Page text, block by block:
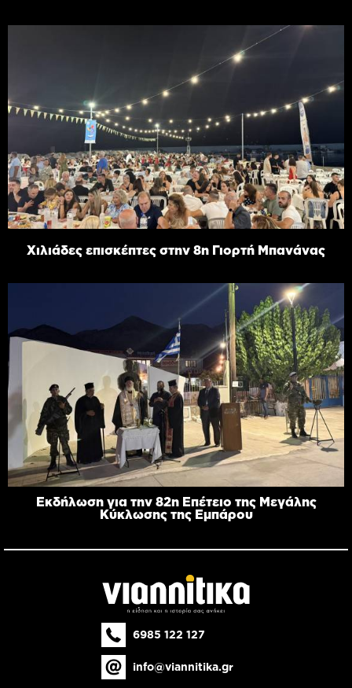
Χιλιάδες επισκέπτες στην 8η Γιορτή Μπανάνας
Εκδήλωση για την 82η Επέτειο της Μεγάλης
Κύκλωσης της Εμπάρου
6985 122 127
info@viannitika.gr